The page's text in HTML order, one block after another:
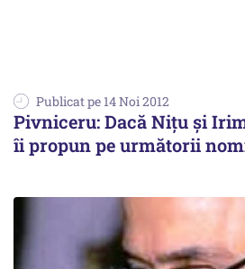
Publicat pe 14 Noi 2012
Pivniceru: Dacă Nițu și
îi propun pe următorii